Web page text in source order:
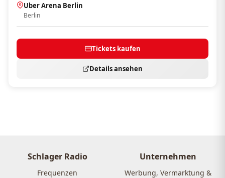
Uber Arena Berlin
Berlin
Tickets kaufen
Details ansehen
Schlager Radio
Frequenzen
Unternehmen
Werbung, Vermarktung &